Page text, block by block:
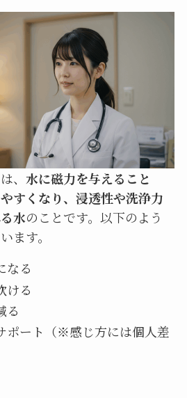
、 水に磁力を与えること
すくなり、浸透性や洗浄力
水のことです。以下のよう
ます。
なる
ける
る
ポート（※感じ方には個人差